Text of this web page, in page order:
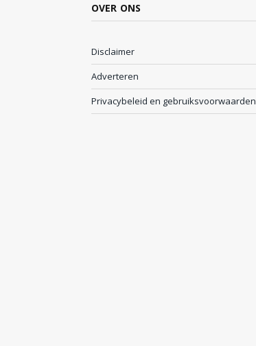
OVER ONS
Disclaimer
Adverteren
Privacybeleid en gebruiksvoorwaarden